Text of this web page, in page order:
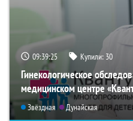
09:39:25 Купили: 30
Гинекологическое
медицинском центре
Звёздная Дунайская